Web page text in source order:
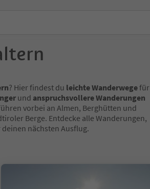
? Hier findest du leichte Wanderwegefür
und anspruchsvollere Wanderungen
vorbei an Almen, Berghütten und
Berge. Entdecke alle Wanderungen,
nächsten Ausflug.